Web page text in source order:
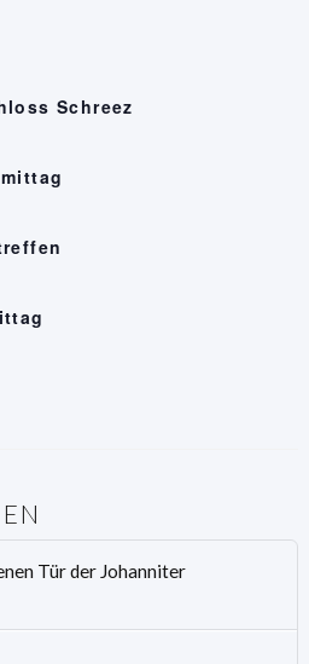
Schreez
Tür der Johanniter